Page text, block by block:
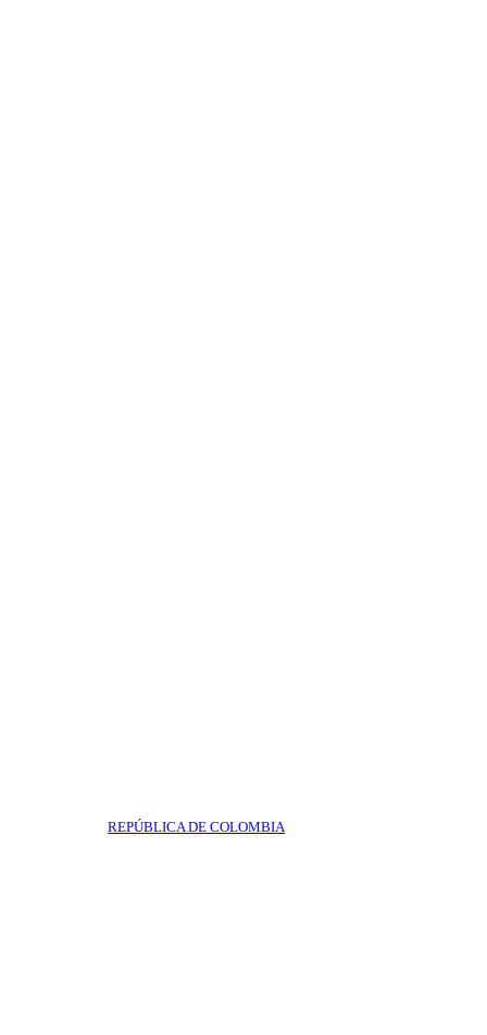
REPÚBLICA DE COLOMBIA